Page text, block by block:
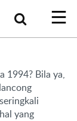
Search
1994? Bila ya,
yang